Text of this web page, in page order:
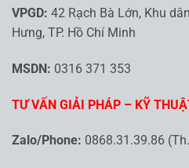
VPGD: 42 Rạch Bà Lớn, Khu
Hưng, TP. Hồ Chí Minh
MSDN: 0316 371 353
TƯ VẤN GIẢI PHÁP – KỸ
Zalo/Phone: 0868.31.39.86